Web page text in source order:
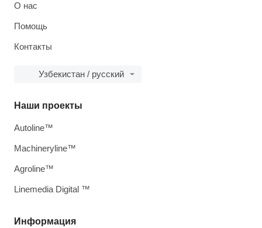
О нас
Помощь
Контакты
Узбекистан / русский
Информация
Наши проекты
Autoline™
Machineryline™
Agroline™
Linemedia Digital ™